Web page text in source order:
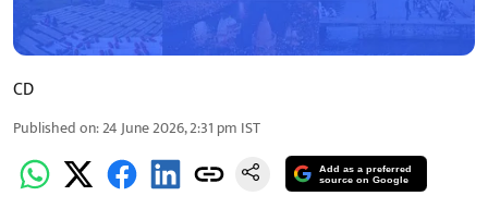
CD
Published on:24 June 2026, 2:31 pm IST
Add as a preferred
source on Google